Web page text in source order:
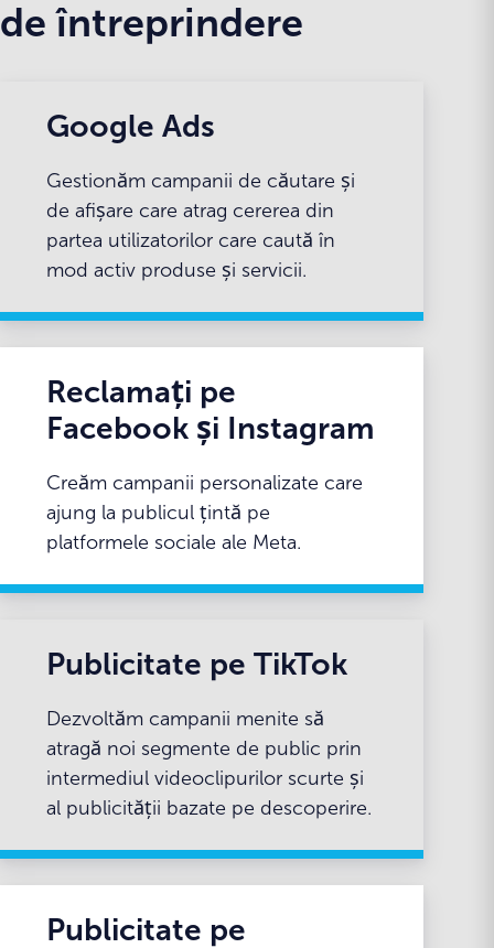
de întreprindere
Google Ads
Gestionăm campanii de căutare și
de afișare care atrag cererea din
partea utilizatorilor care caută în
mod activ produse și servicii.
Reclamați pe
Facebook și Instagram
Creăm campanii personalizate care
ajung la publicul țintă pe
platformele sociale ale Meta.
Publicitate pe TikTok
Dezvoltăm campanii menite să
atragă noi segmente de public prin
intermediul videoclipurilor scurte și
al publicității bazate pe descoperire.
Publicitate pe